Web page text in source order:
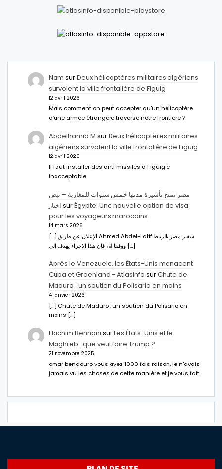
Nam surDeux hélicoptères militaires algériens
survolent la ville frontalière de Figuig
12 avril 2026
Mais comment on peut accepter qu’un hélicoptère
d’une armée étrangère traverse notre frontière ?
Abdelhamid M surDeux hélicoptères militaires
algériens survolent la ville frontalière de Figuig
12 avril 2026
Il faut installer des anti missiles à Figuig c
inacceptable
مصر تمنح تأشيرة مدتها خمس سنوات للمغاربة – نبض
اخبار surÉgypte: Une nouvelle option de visa
pour les voyageurs marocains
14 mars 2026
[…] الإعلان عن طريق Ahmed Abdel-Latifسفير مصر بالرباط.
ووفقا له، فإن هذا الإجراء يهدف إلى […]
Après le Venezuela, les États-Unis menacent
Cuba et Groenland - Atlasinfo surChute de
Maduro : un soutien du Polisario en moins
4 janvier 2026
[…] Chute de Maduro : un soutien du Polisario en
moins […]
Hachim Bennani surLes États-Unis et le
Maghreb : que veut faire Trump ?
21 novembre 2025
omar bendouro vous avez 1000 fois raison, je n'avais
jamais vu les choses de cette manière et je vous fait…